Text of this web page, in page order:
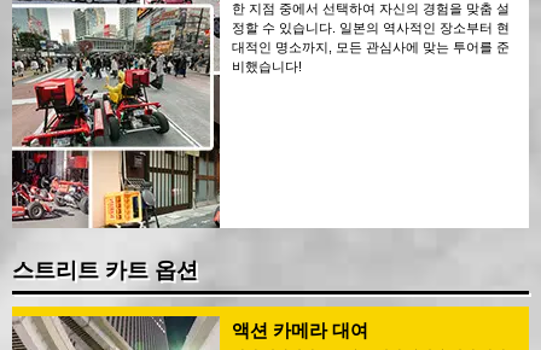
한 지점 중에서 선택하여 자신의 경험을 맞춤 설
정할 수 있습니다. 일본의 역사적인 장소부터 현
대적인 명소까지, 모든 관심사에 맞는 투어를 준
비했습니다!
스트리트 카트 옵션
액션 카메라 대여